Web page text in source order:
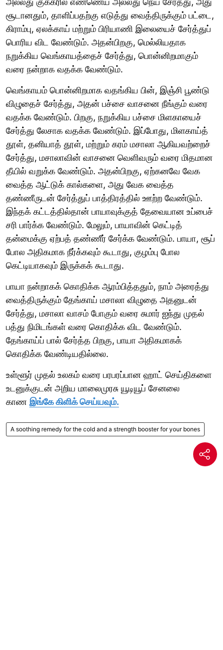
சூடானதும், தாளிப்பதற்கு எடுத்து வைத்திருக்கும் பட்டை,
கிராம்பு, ஏலக்காய் மற்றும் பிரியாணி இலையைச் சேர்த்துப்
பொரிய விட வேண்டும். அதன்பிறகு, மெல்லியதாக
நறுக்கிய வெங்காயத்தைச் சேர்த்து, பொன்னிறமாகும்
வரை நன்றாக வதக்க வேண்டும்.
வெங்காயம் பொன்னிறமாக வதங்கிய பின், இஞ்சி பூண்டு
விழுதைச் சேர்த்து, அதன் பச்சை வாசனை நீங்கும் வரை
வதக்க வேண்டும். பிறகு, நறுக்கிய பச்சை மிளகாயைச்
சேர்த்து லேசாக வதக்க வேண்டும். இப்போது, மிளகாய்த்
தூள், தனியாத் தூள், மற்றும் கரம் மசாலா ஆகியவற்றைச்
சேர்த்து, மசாலாவின் வாசனை வெளிவரும் வரை மிதமான
தீயில் வறுக்க வேண்டும். அதன்பிறகு, ஏற்கனவே வேக
வைத்த ஆட்டுக் கால்களை, அது வேக வைத்த
தண்ணீருடன் சேர்த்துப் பாத்திரத்தில் ஊற்ற வேண்டும்.
இந்தக் கட்டத்தில்தான் பாயாவுக்குத் தேவையான உப்பைச்
சரி பார்க்க வேண்டும். மேலும், பாயாவின் கெட்டித்
தன்மைக்கு ஏற்பத் தண்ணீர் சேர்க்க வேண்டும். பாயா, சூப்
போல அதிகமாக நீர்க்கவும் கூடாது, குழம்பு போல
கெட்டியாகவும் இருக்கக் கூடாது.
பாயா நன்றாகக் கொதிக்க ஆரம்பித்ததும், நாம் அரைத்து
வைத்திருக்கும் தேங்காய் மசாலா விழுதை அதனுடன்
சேர்த்து, மசாலா வாசம் போகும் வரை சுமார் ஐந்து முதல்
பத்து நிமிடங்கள் வரை கொதிக்க விட வேண்டும்.
தேங்காய்ப் பால் சேர்த்த பிறகு, பாயா அதிகமாகக்
கொதிக்க வேண்டியதில்லை.
உள்ளூர் முதல் உலகம் வரை பரபரப்பான ஹாட் செய்திகளை
உடனுக்குடன் அறிய மாலைமுரசு யூடியூப் சேனலை
காண இங்கே கிளிக் செய்யவும்.
A soothing remedy for the cold and a strength booster for your bones